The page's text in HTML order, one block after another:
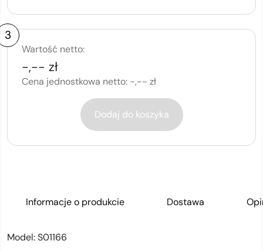
3
Wartość netto:
-,-- zł
Cena jednostkowa netto: -,-- zł
Dodaj do koszyka
Informacje o produkcie Dostawa
Model:S01166